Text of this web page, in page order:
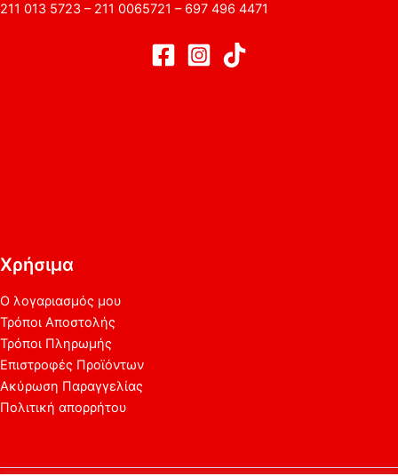
211 013 5723 – 211 0065721 – 697 496 4471
Χρήσιμα
Ο λογαριασμός μου
Τρόποι Αποστολής
Τρόποι Πληρωμής
Επιστροφές Προϊόντων
Ακύρωση Παραγγελίας
Πολιτική απορρήτου